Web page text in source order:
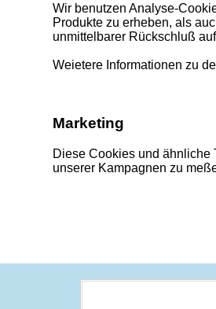
Wir benutzen Analyse-
Produkte zu erheben, als
unmittelbarer Rückschluß
Weietere Informationen zu
Marketing
Diese Cookies und ähnliche
unserer Kampagnen zu